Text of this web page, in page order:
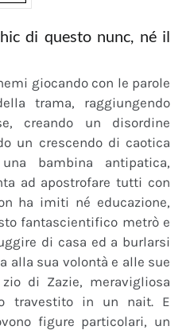
di questo nunc, né il
giocando con le parole
trama, raggiungendo
creando un disordine
un crescendo di caotica
bambina antipatica,
ad apostrofare tutti con
ha imiti né educazione,
fantascientifico metrò e
di casa ed a burlarsi
alla sua volontà e alle sue
di Zazie, meravigliosa
travestito in un nait. E
figure particolari, un